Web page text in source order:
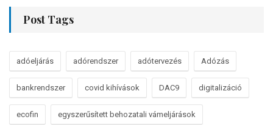
Post Tags
adóeljárás adórendszer adótervezés Adózás
bankrendszer covid kihívások DAC9 digitalizáció
ecofin egyszerűsített behozatali vámeljárások